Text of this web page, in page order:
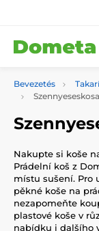
Bevezetés
Nakupte si koše
Prádelní koš z
místu sušení. Pro
pěkné koše na
nezapomeňte
plastové koše v
nabídku i dalšího